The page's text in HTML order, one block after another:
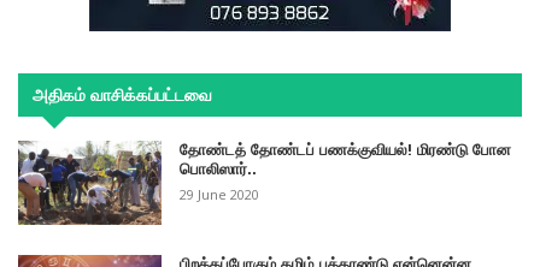
அதிகம் வாசிக்கப்பட்டவை
தோண்டத் தோண்டப் பணக்குவியல்! மிரண்டு போன
பொலிஸார்..
29 June 2020